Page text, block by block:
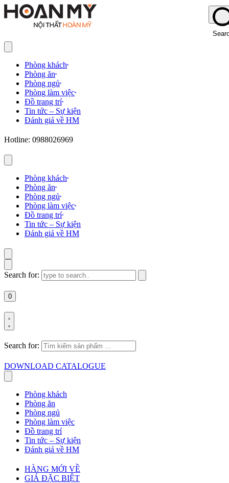
Phòng khách
Phòng ăn
Phòng ngủ
Phòng làm việc
Đồ trang trí
Tin tức – Sự kiện
Đánh giá về HM
Hotline: 0988026969
Phòng khách
Phòng ăn
Phòng ngủ
Phòng làm việc
Đồ trang trí
Tin tức – Sự kiện
Đánh giá về HM
Search for:
0
Search for:
DOWNLOAD CATALOGUE
Phòng khách
Phòng ăn
Phòng ngủ
Phòng làm việc
Đồ trang trí
Tin tức – Sự kiện
Đánh giá về HM
HÀNG MỚI VỀ
GIÁ ĐẶC BIỆT